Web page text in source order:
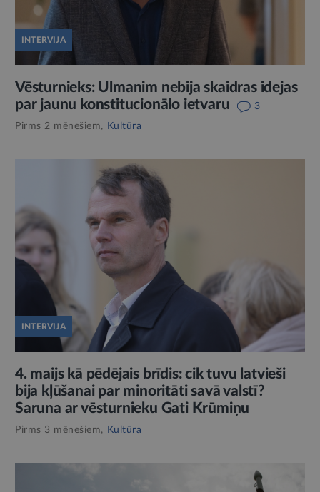
INTERVIJA
Vēsturnieks: Ulmanim nebija skaidras idejas
par jaunu konstitucionālo ietvaru
3
Pirms 2 mēnešiem,
Kultūra
INTERVIJA
4. maijs kā pēdējais brīdis: cik tuvu latvieši
bija kļūšanai par minoritāti savā valstī?
Saruna ar vēsturnieku Gati Krūmiņu
Pirms 3 mēnešiem, Kultūra